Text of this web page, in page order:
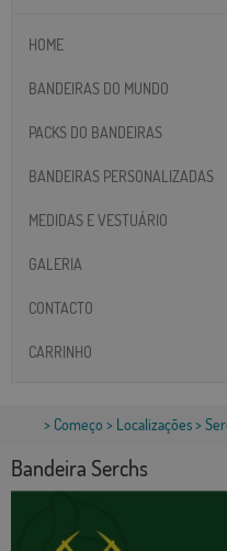
HOME
BANDEIRAS DO MUNDO
PACKS DO BANDEIRAS
BANDEIRAS PERSONALIZADAS
MEDIDAS E VESTUÁRIO
GALERIA
CONTACTO
CARRINHO
> Começo > Localizações>
Bandeira Serchs